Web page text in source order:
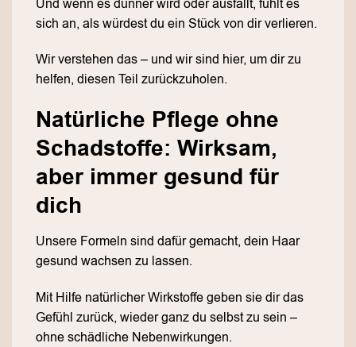
Und wenn es dünner wird oder ausfällt, fühlt es
sich an, als würdest du ein Stück von dir verlieren.
Wir verstehen das – und wir sind hier, um dir zu
helfen, diesen Teil zurückzuholen.
Natürliche Pflege ohne
Schadstoffe: Wirksam,
aber immer gesund für
dich
Unsere Formeln sind dafür gemacht, dein Haar
gesund wachsen zu lassen.
Mit Hilfe natürlicher Wirkstoffe geben sie dir das
Gefühl zurück, wieder ganz du selbst zu sein –
ohne schädliche Nebenwirkungen.